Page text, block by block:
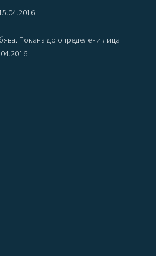
Покана до определени лица